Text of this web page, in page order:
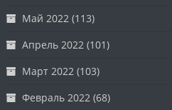
Май 2022 (113)
Апрель 2022 (101)
Март 2022 (103)
Февраль 2022 (68)